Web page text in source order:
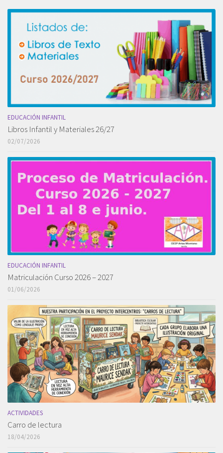
EDUCACIÓN INFANTIL
Libros Infantil y Materiales 26/27
02/07/2026
EDUCACIÓN INFANTIL
Matriculación Curso 2026 – 2027
01/06/2026
ACTIVIDADES
Carro de lectura
18/04/2026